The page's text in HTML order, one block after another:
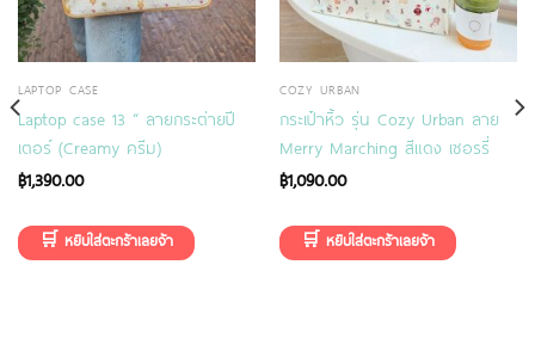
LAPTOP CASE
Laptop case 13 “ ลายกระต่ายปี
เตอร์ (Creamy ครีม)
฿1,390.00
COZY URBAN
กระเป๋าหิ้ว รุ่น Cozy Urban ลาย
Merry Marching สีแดง เชอรรี่
฿1,090.00